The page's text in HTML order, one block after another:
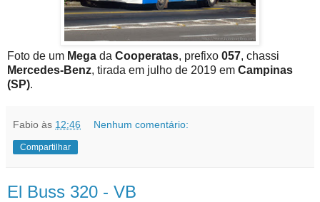
Foto de um Mega da Cooperatas, prefixo 057, chassi
Mercedes-Benz, tirada em julho de 2019 em Campinas
(SP).
Fabio às 12:46 Nenhum comentário:
Compartilhar
El Buss 320 - VB